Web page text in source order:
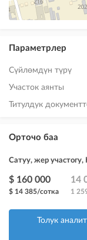
Параметрлер
Сүйлөмдүн түрү
Участок аянты
Титулдук
Орточо баа
Сатуу, жер участогу,
$ 160 000
$ 14 385/сотка
14
1
Толук